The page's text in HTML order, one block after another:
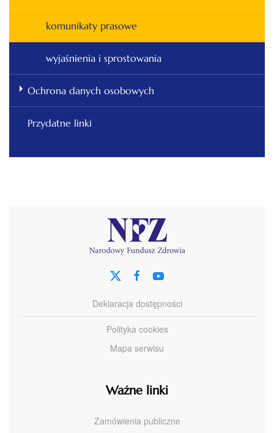
komunikaty prasowe
wyjaśnienia i sprostowania
Ochrona danych osobowych
Przydatne linki
Deklaracja dostępności
Polityka cookies
Mapa serwisu
Ważne linki
Zamówienia publiczne